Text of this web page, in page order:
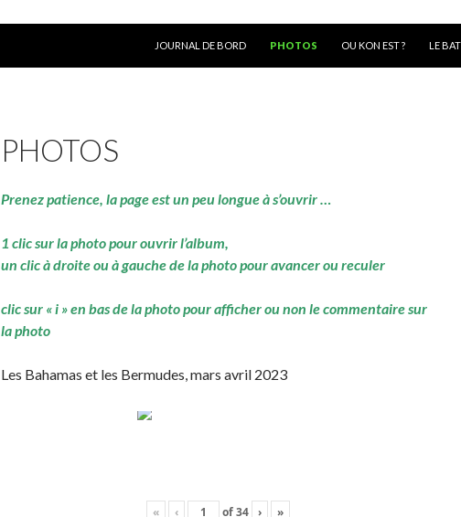
JOURNAL DE BORD
PHOTOS OU KON EST ? LE
PHOTOS
Prenez patience, la page est un peu longue à s’ouvrir …
1 clic sur la photo pour ouvrir l’album,
un clic à droite ou à gauche de la photo pour avancer ou reculer
clic sur « i » en bas de la photo pour afficher ou non le commentaire sur
la photo
Les Bahamas et les Bermudes, mars avril 2023
« ‹ of34 › »